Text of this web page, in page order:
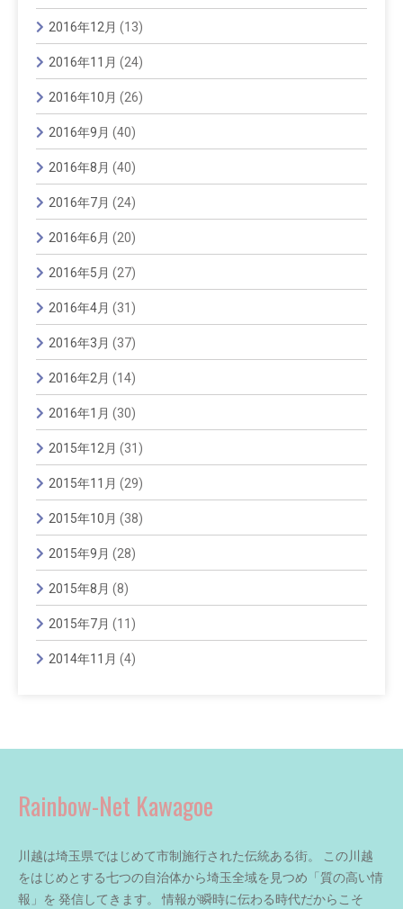
2016年12月 (13)
2016年11月 (24)
2016年10月 (26)
2016年9月 (40)
2016年8月 (40)
2016年7月 (24)
2016年6月 (20)
2016年5月 (27)
2016年4月 (31)
2016年3月 (37)
2016年2月 (14)
2016年1月 (30)
2015年12月 (31)
2015年11月 (29)
2015年10月 (38)
2015年9月 (28)
2015年8月 (8)
2015年7月 (11)
2014年11月 (4)
Rainbow-Net Kawagoe
川越は埼玉県ではじめて市制施行された伝統ある街。 この川越
をはじめとする七つの自治体から埼玉全域を見つめ「質の高い情
報」を 発信してきます。 情報が瞬時に伝わる時代だからこそ